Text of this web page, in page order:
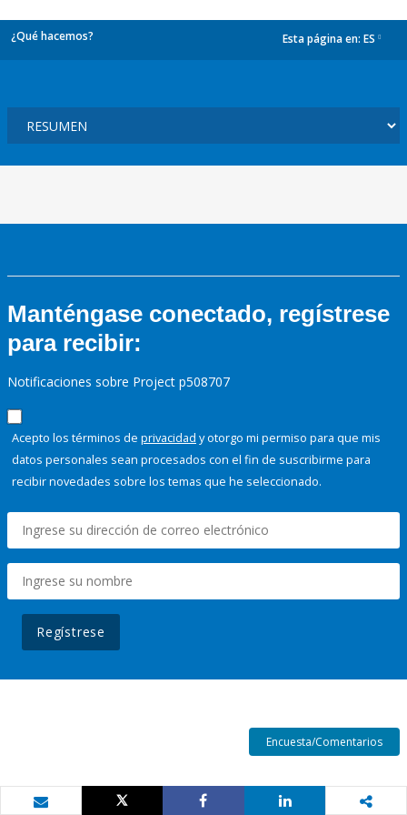
¿Qué hacemos? Esta página en: ES
Manténgase conectado, regístrese
para recibir:
Notificaciones sobre Project p508707
Acepto los términos de privacidad y otorgo mi permiso para que mis
datos personales sean procesados con el fin de suscribirme para
recibir novedades sobre los temas que he seleccionado.
Regístrese
Encuesta/Comentarios